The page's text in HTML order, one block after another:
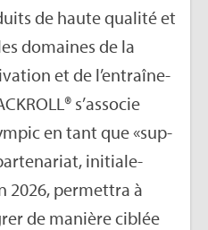
de haute qua­lité et
domaines de la
et de l’en­traî­ne­
s’as­so­cie
en tant que «sup­
ini­tia­le­
2026, per­met­tra à
de manière ciblée